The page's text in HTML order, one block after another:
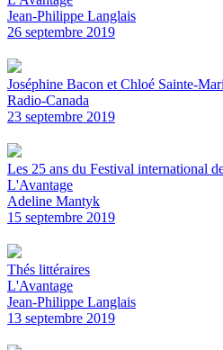
Jean-Philippe Langlais
26 septembre 2019
Joséphine Bacon et Chloé Sainte-
Radio-Canada
23 septembre 2019
Les 25 ans du Festival international
L'Avantage
Adeline Mantyk
15 septembre 2019
Thés littéraires
L'Avantage
Jean-Philippe Langlais
13 septembre 2019